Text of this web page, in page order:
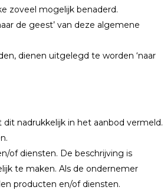
zoveel mogelijk benaderd.
de geest’ van deze algemene
dienen uitgelegd te worden ‘naar
nadrukkelijk in het aanbod vermeld.
of diensten. De beschrijving is
te maken. Als de ondernemer
producten en/of diensten.